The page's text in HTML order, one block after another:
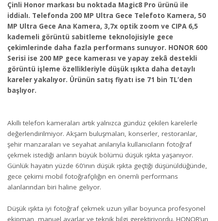
Çinli Honor markası bu noktada Magic8 Pro ürünü ile
iddialı. Telefonda 200 MP Ultra Gece Telefoto Kamera, 50
MP Ultra Gece Ana Kamera, 3,7x optik zoom ve CIPA 6,5
kademeli görüntü sabitleme teknolojisiyle gece
çekimlerinde daha fazla performans sunuyor. HONOR 600
Serisi ise 200 MP gece kamerası ve yapay zekâ destekli
görüntü işleme özellikleriyle düşük ışıkta daha detaylı
kareler yakalıyor. Ürünün satış fiyatı ise 71 bin TL’den
başlıyor.
Akıllı telefon kameraları artık yalnızca gündüz çekilen karelerle
değerlendirilmiyor. Akşam buluşmaları, konserler, restoranlar,
şehir manzaraları ve seyahat anılarıyla kullanıcıların fotoğraf
çekmek istediği anların büyük bölümü düşük ışıkta yaşanıyor.
Günlük hayatın yüzde 60’ının düşük ışıkta geçtiği düşünüldüğünde,
gece çekimi mobil fotoğrafçılığın en önemli performans
alanlarından biri haline geliyor.
Düşük ışıkta iyi fotoğraf çekmek uzun yıllar boyunca profesyonel
ekipman, manuel ayarlar ve teknik bilgi gerektiriyordu. HONOR’un